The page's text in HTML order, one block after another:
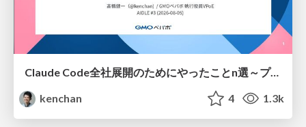
Claude Code全社展開のためにやったことn選～プラグイン302個・コミッター271人を支えるために～
kenchan
4 1.3k